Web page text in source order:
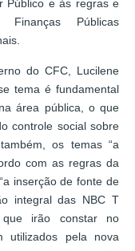
Público e às regras e
Finanças Públicas
do CFC, Lucilene
tema é fundamental
área pública, o que
controle social sobre
os temas “a
com as regras da
inserção de fonte de
integral das NBC T
que irão constar no
utilizados pela nova